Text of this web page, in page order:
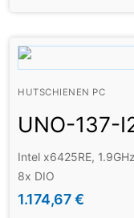
HUTSCHIENEN PC
UNO-137-
Intel x6425RE,
8x DIO
1.174,67€